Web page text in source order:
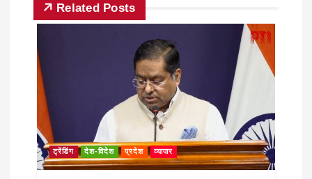
Related Posts
ट्रेंडिंग देश-विदेश प्रदेश व्यापार